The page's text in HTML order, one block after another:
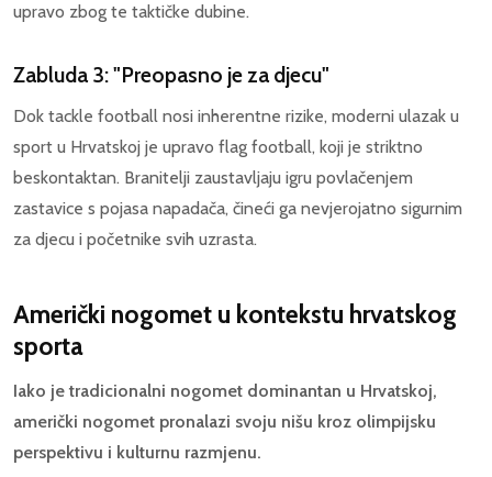
upravo zbog te taktičke dubine.
Zabluda 3: "Preopasno je za djecu"
Dok tackle football nosi inherentne rizike, moderni ulazak u
sport u Hrvatskoj je upravo flag football, koji je striktno
beskontaktan. Branitelji zaustavljaju igru povlačenjem
zastavice s pojasa napadača, čineći ga nevjerojatno sigurnim
za djecu i početnike svih uzrasta.
Američki nogomet u kontekstu hrvatskog
sporta
Iako je tradicionalni nogomet dominantan u Hrvatskoj,
američki nogomet pronalazi svoju nišu kroz olimpijsku
perspektivu i kulturnu razmjenu.